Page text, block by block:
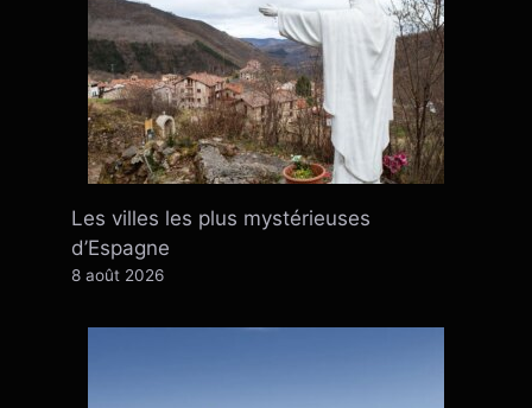
Les villes les plus mystérieuses
d’Espagne
8 août 2026